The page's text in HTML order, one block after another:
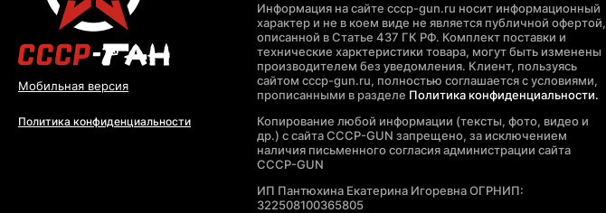
Мобильная версия
Политика конфиденциальности
Информация на сайте cccp-gun.ru носит информационный
характер и не в коем виде не является публичной офертой,
описанной в Статье 437 ГК РФ. Комплект поставки и
технические харктеристики товара, могут быть изменены
производителем без уведомления. Клиент, пользуясь
сайтом cccp-gun.ru, полностью соглашается с условиями,
прописанными в разделе Политика конфиденциальности.
Копирование любой информации (тексты, фото, видео и
др.) с сайта CCCP-GUN запрещено, за исключением
наличия письменного согласия администрации сайта
CCCP-GUN
ИП Пантюхина Екатерина Игоревна ОГРНИП:
322508100365805